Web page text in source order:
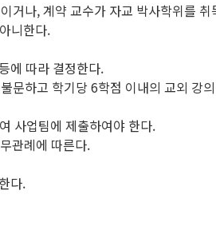
나, 계약 교수가 자교 박사학위를
니한다.
에 따라 결정한다.
하고 학기당 6학점 이내의 교외 강
사업팀에 제출하여야 한다.
관례에 따른다.
다.